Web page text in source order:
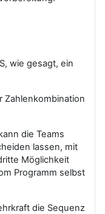
wie gesagt, ein
Zahlenkombination
die Teams
lassen, mit
Möglichkeit
Programm selbst
die Sequenz